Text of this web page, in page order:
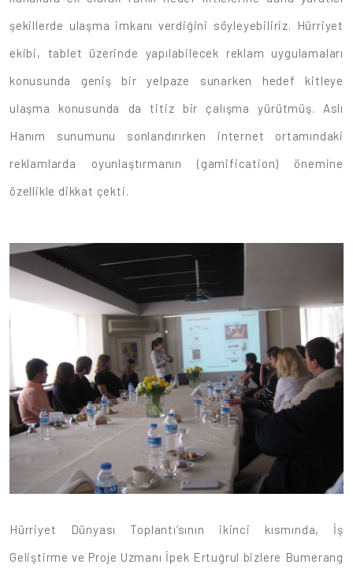
şekillerde ulaşma imkanı verdiğini söyleyebiliriz. Hürriyet
ekibi, tablet üzerinde yapılabilecek reklam uygulamaları
konusunda geniş bir yelpaze sunarken hedef kitleye
ulaşma konusunda da titiz bir çalışma yürütmüş. Aslı
Hanım sunumunu sonlandırırken internet ortamındaki
reklamlarda oyunlaştırmanın (gamification) önemine
özellikle dikkat çekti.
Hürriyet Dünyası Toplantı’sının ikinci kısmında, İş
Geliştirme ve Proje Uzmanı İpek Ertuğrul bizlere Bumerang